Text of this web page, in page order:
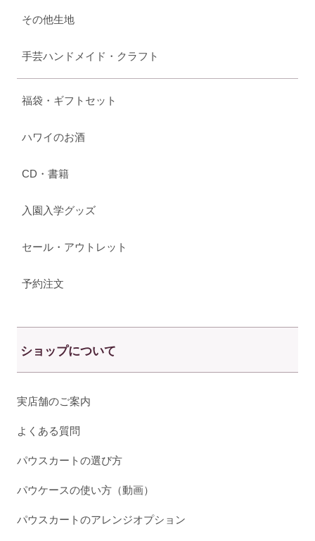
その他生地
手芸ハンドメイド・クラフト
福袋・ギフトセット
ハワイのお酒
CD・書籍
入園入学グッズ
セール・アウトレット
予約注文
ショップについて
実店舗のご案内
よくある質問
パウスカートの選び方
パウケースの使い方（動画）
パウスカートのアレンジオプション